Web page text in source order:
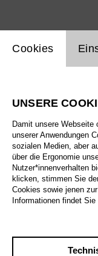
Einstellung
Cookies
UNSERE
Damit unsere Webseite
unserer Anwendungen
sozialen Medien, aber
über die Ergonomie
Nutzer*innenverhalten
klicken, stimmen Sie
Cookies sowie jenen
Informationen findet